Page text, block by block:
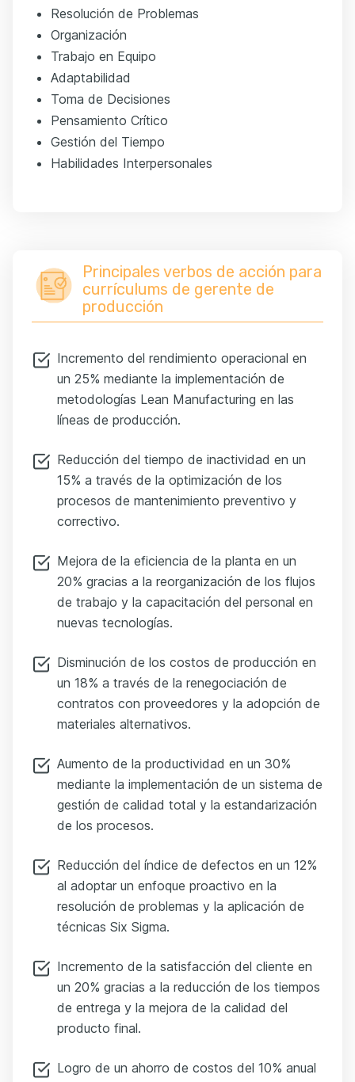
Resolución de Problemas
Organización
Trabajo en Equipo
Adaptabilidad
Toma de Decisiones
Pensamiento Crítico
Gestión del Tiempo
Habilidades Interpersonales
Principales verbos de acción para
currículums de gerente de
producción
Incremento del rendimiento operacional en
un 25% mediante la implementación de
metodologías Lean Manufacturing en las
líneas de producción.
Reducción del tiempo de inactividad en un
15% a través de la optimización de los
procesos de mantenimiento preventivo y
correctivo.
Mejora de la eficiencia de la planta en un
20% gracias a la reorganización de los flujos
de trabajo y la capacitación del personal en
nuevas tecnologías.
Disminución de los costos de producción en
un 18% a través de la renegociación de
contratos con proveedores y la adopción de
materiales alternativos.
Aumento de la productividad en un 30%
mediante la implementación de un sistema de
gestión de calidad total y la estandarización
de los procesos.
Reducción del índice de defectos en un 12%
al adoptar un enfoque proactivo en la
resolución de problemas y la aplicación de
técnicas Six Sigma.
Incremento de la satisfacción del cliente en
un 20% gracias a la reducción de los tiempos
de entrega y la mejora de la calidad del
producto final.
Logro de un ahorro de costos del 10% anual